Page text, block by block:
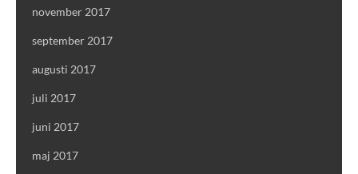
november 2017
september 2017
augusti 2017
juli 2017
juni 2017
maj 2017